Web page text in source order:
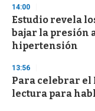
14:00
Estudio revela
bajar la presión
hipertensión
13:56
Para celebrar el
lectura para